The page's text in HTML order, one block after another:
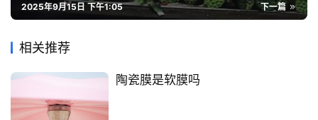
下一篇
2025年9月15日 下午1:05
相关推荐
陶瓷膜是软膜吗